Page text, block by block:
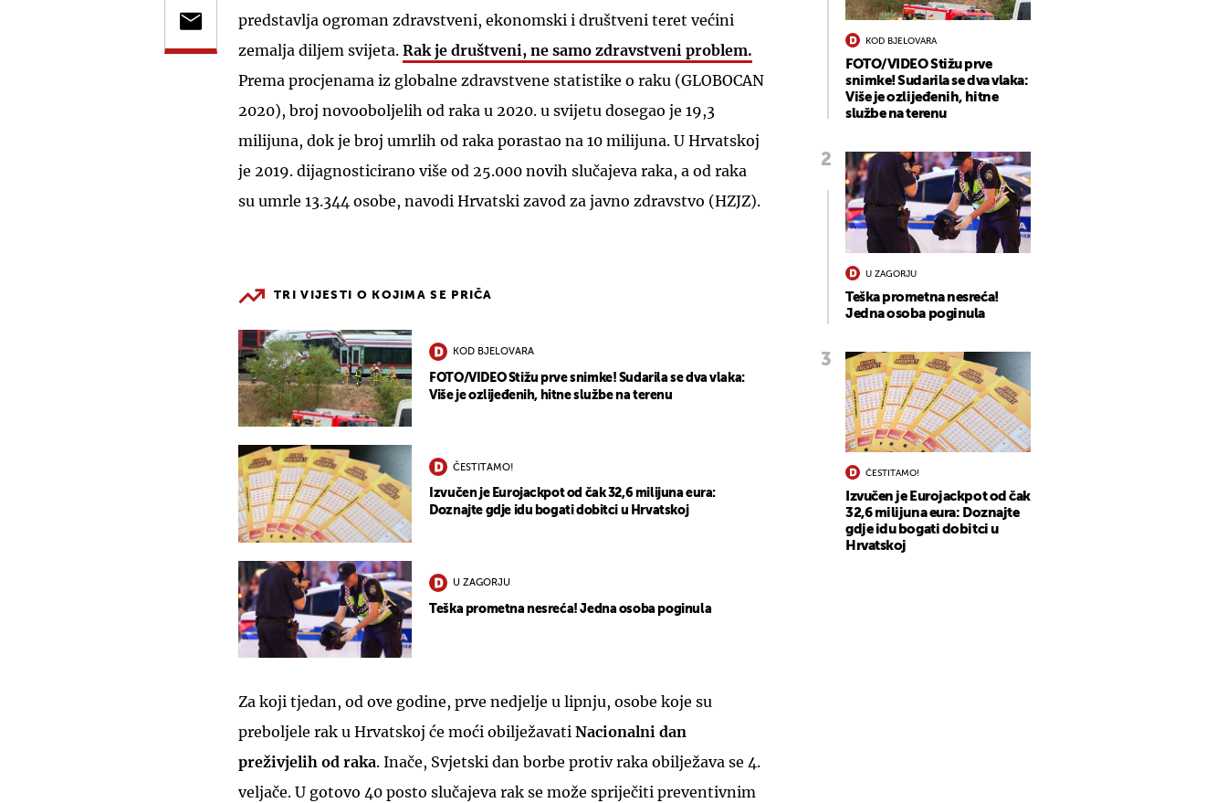
predstavlja ogroman zdravstveni, ekonomski i društveni teret većini
zemalja diljem svijeta. Rak je društveni, ne samo zdravstveni problem.
Prema procjenama iz globalne zdravstvene statistike o raku (GLOBOCAN
2020), broj novooboljelih od raka u 2020. u svijetu dosegao je 19,3
milijuna, dok je broj umrlih od raka porastao na 10 milijuna. U Hrvatskoj
je 2019. dijagnosticirano više od 25.000 novih slučajeva raka, a od raka
su umrle 13.344 osobe, navodi Hrvatski zavod za javno zdravstvo (HZJZ).
TRI VIJESTI O KOJIMA SE PRIČA
KOD BJELOVARA
FOTO/VIDEO Stižu prve snimke! Sudarila se dva vlaka:
Više je ozlijeđenih, hitne službe na terenu
ČESTITAMO!
Izvučen je Eurojackpot od čak 32,6 milijuna eura:
Doznajte gdje idu bogati dobitci u Hrvatskoj
U ZAGORJU
Teška prometna nesreća! Jedna osoba poginula
Za koji tjedan, od ove godine, prve nedjelje u lipnju, osobe koje su
preboljele rak u Hrvatskoj će moći obilježavati Nacionalni dan
preživjelih od raka. Inače, Svjetski dan borbe protiv raka obilježava se 4.
veljače. U gotovo 40 posto slučajeva rak se može spriječiti preventivnim
KOD BJELOVARA
FOTO/VIDEO Stižu prve
snimke! Sudarila se dva vlaka:
Više je ozlijeđenih, hitne
službe na terenu
U ZAGORJU
Teška prometna nesreća!
Jedna osoba poginula
ČESTITAMO!
Izvučen je Eurojackpot od čak
32,6 milijuna eura: Doznajte
gdje idu bogati dobitci u
Hrvatskoj